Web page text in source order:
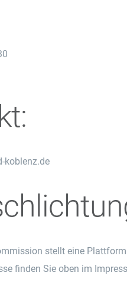
koblenz.de
stellt eine
finden Sie oben im